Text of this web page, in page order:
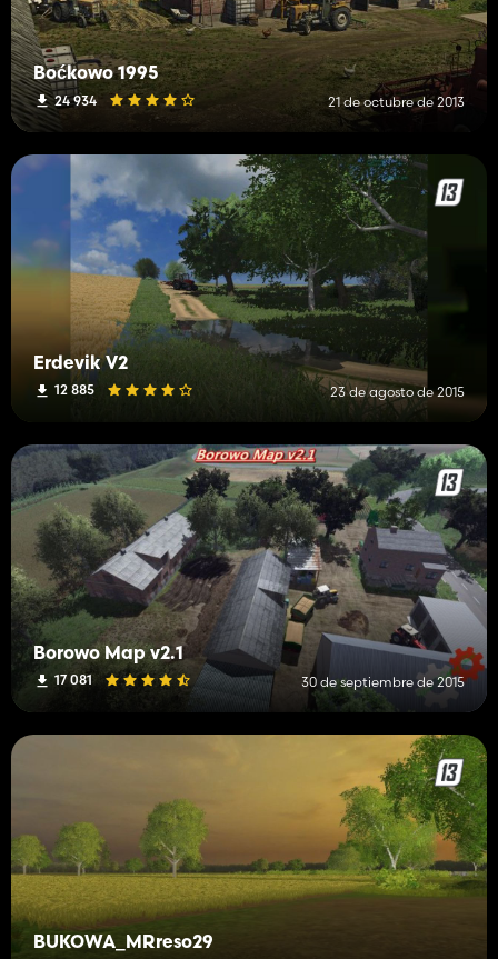
Boćkowo 1995
24 934 21 de octubre de 2013
Erdevik V2
12 885 23 de agosto de 2015
Borowo Map v2.1
17 081 30 de septiembre de 2015
BUKOWA_MRreso29